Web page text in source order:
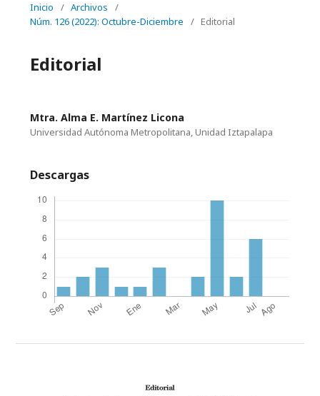
Inicio / Archivos
/
Núm. 126 (2022): Octubre-Diciembre
/ Editorial
Editorial
Mtra. Alma E. Martínez Licona
Universidad Autónoma Metropolitana, Unidad Iztapalapa
Descargas